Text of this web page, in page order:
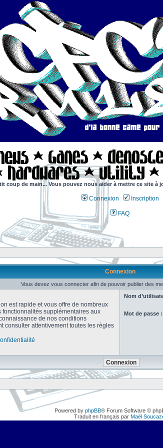
coup de main... Vous pouvez nous aider à mettre ce site à
Connexion Inscription
FAQ
Connexion
Vous devez vous connecter afin de pouvoir publier des
est rapide et vous offre de nombreux
fonctionnalités supplémentaires aux
de nos conditions
consulter attentivement toutes les règles
Nom
Mot de passe :
Powered by phpBB® Forum Software ©
Traduit en français par Maël